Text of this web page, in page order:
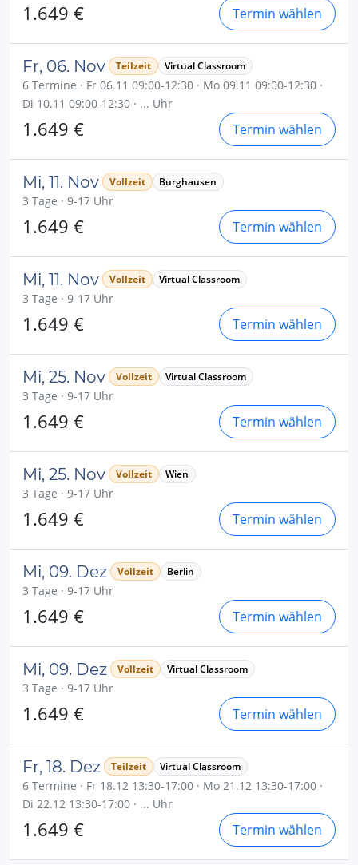
1.649 € Termin wählen
Fr, 06. Nov Teilzeit Virtual Classroom
6 Termine · Fr 06.11 09:00-12:30 · Mo 09.11 09:00-12:30 ·
Di 10.11 09:00-12:30 · ... Uhr
1.649 € Termin wählen
Mi, 11. Nov Vollzeit Burghausen
3 Tage · 9-17 Uhr
1.649 € Termin wählen
Mi, 11. Nov Vollzeit Virtual Classroom
3 Tage · 9-17 Uhr
1.649 € Termin wählen
Mi, 25. Nov Vollzeit Virtual Classroom
3 Tage · 9-17 Uhr
1.649 € Termin wählen
Mi, 25. Nov Vollzeit Wien
3 Tage · 9-17 Uhr
1.649 € Termin wählen
Mi, 09. Dez Vollzeit Berlin
3 Tage · 9-17 Uhr
1.649 € Termin wählen
Mi, 09. Dez Vollzeit Virtual Classroom
3 Tage · 9-17 Uhr
1.649 € Termin wählen
Fr, 18. Dez Teilzeit Virtual Classroom
6 Termine · Fr 18.12 13:30-17:00 · Mo 21.12 13:30-17:00 ·
Di 22.12 13:30-17:00 · ... Uhr
1.649 € Termin wählen